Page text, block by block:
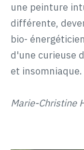
une peinture
différente,
bio-
d'une curieuse
et insomniaque.
Marie-Christine